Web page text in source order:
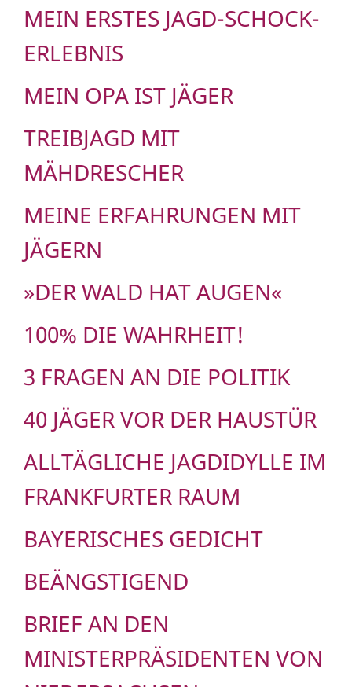
MEIN ERSTES JAGD-SCHOCK-
ERLEBNIS
MEIN OPA IST JÄGER
TREIBJAGD MIT
MÄHDRESCHER
MEINE ERFAHRUNGEN MIT
JÄGERN
»DER WALD HAT AUGEN«
100% DIE WAHRHEIT!
3 FRAGEN AN DIE POLITIK
40 JÄGER VOR DER HAUSTÜR
ALLTÄGLICHE JAGDIDYLLE IM
FRANKFURTER RAUM
BAYERISCHES GEDICHT
BEÄNGSTIGEND
BRIEF AN DEN
MINISTERPRÄSIDENTEN VON